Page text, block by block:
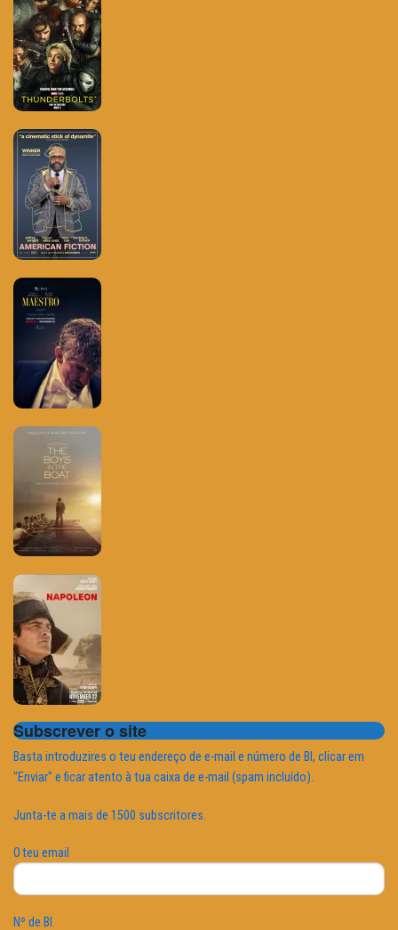
Subscrever o site
Basta introduzires o teu endereço de e-mail e número de BI, clicar em
"Enviar" e ficar atento à tua caixa de e-mail (spam incluído).
Junta-te a mais de 1500 subscritores.
O teu email
Nº de BI